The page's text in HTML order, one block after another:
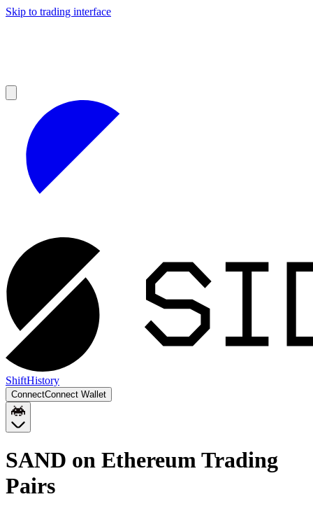
Skip to trading interface
ShiftHistory
ConnectConnect Wallet
SAND on EthereumTrading
Pairs